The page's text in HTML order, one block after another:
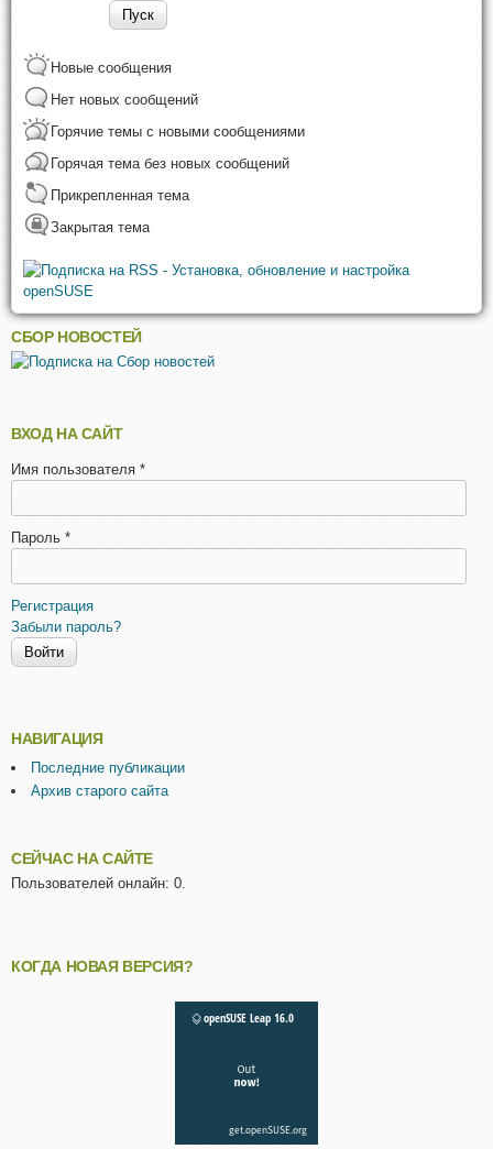
Новые сообщения
Нет новых сообщений
Горячие темы с новыми сообщениями
Горячая тема без новых сообщений
Прикрепленная тема
Закрытая тема
СБОР НОВОСТЕЙ
ВХОД НА САЙТ
Имя пользователя *
Пароль *
Регистрация
Забыли пароль?
НАВИГАЦИЯ
Последние публикации
Архив старого сайта
СЕЙЧАС НА САЙТЕ
Пользователей онлайн: 0.
КОГДА НОВАЯ ВЕРСИЯ?